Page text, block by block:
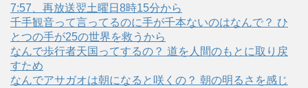
7:57、再放送翌土曜日8時15分から
千手観音って言ってるのに手が千本ないのはなんで？ ひ
とつの手が25の世界を救うから
なんで歩行者天国ってするの？ 道を人間のもとに取り戻
すため
なんでアサガオは朝になると咲くの？ 朝の明るさを感じ